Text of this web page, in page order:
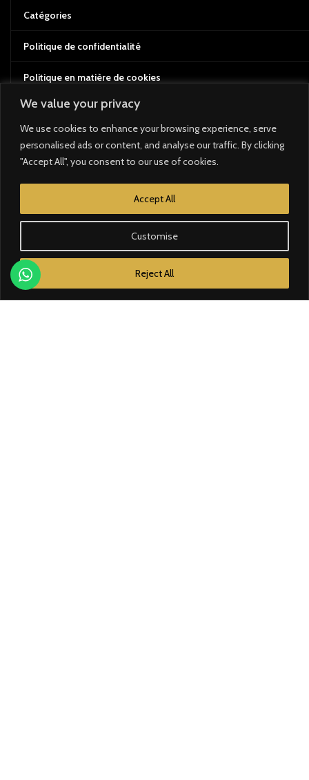
We value your privacy
We use cookies to enhance your browsing experience, serve
personalised ads or content, and analyse our traffic. By clicking
"Accept All", you consent to our use of cookies.
Customise
Reject All
Accept All
Catégories
Politique de confidentialité
Politique en matière de cookies
Conditions d'utilisation
Politique de retour et de remboursement
Contrôle d'accès
Domotique